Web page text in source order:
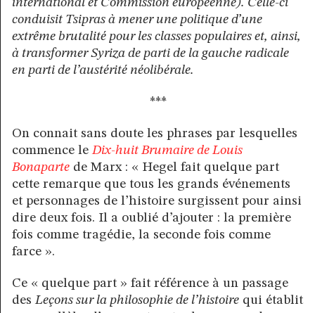
international et Commission européenne). Celle-ci
conduisit Tsipras à mener une politique d’une
extrême brutalité pour les classes populaires et, ainsi,
à transformer Syriza de parti de la gauche radicale
en parti de l’austérité néolibérale.
***
On connait sans doute les phrases par lesquelles
commence leDix-huit Brumaire de Louis
Bonaparte de Marx : « Hegel fait quelque part
cette remarque que tous les grands événements
et personnages de l’histoire surgissent pour ainsi
dire deux fois. Il a oublié d’ajouter : la première
fois comme tragédie, la seconde fois comme
farce ».
Ce « quelque part » fait référence à un passage
desLeçons sur la philosophie de l’histoire qui établit